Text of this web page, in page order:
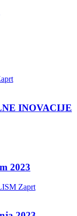
INOVACIJE
2023
Zaprt